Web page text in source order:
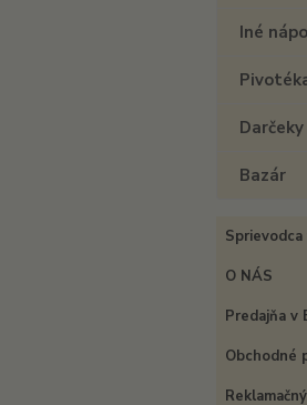
Iné
Bazár
O NÁS
Predajňa v
Obchodné